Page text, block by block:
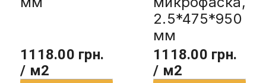
1118.00 грн.
/ м2
2.5*475*950
мм
1118.00 грн.
/ м2